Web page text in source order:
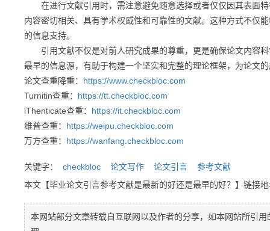
在进行文献引用时，需注意避免随意选择或者仅仅因其表面特
内容密切相关、具有学术权威性和可靠性的文献。这种方式不仅
的信息支持。
引用文献不仅是对前人研究成果的尊重，更是确保论文内容科
最早的信息源，有助于构建一个坚实和完整的理论框架，为论文
论文查重降重： https://www.checkbloc.com
Turnitin查重： https://tt.checkbloc.com
iThenticate查重： https://it.checkbloc.com
维普查重： https://weipu.checkbloc.com
万方查重： https://wanfang.checkbloc.com
关键字： checkbloc 论文写作 论文引言
参考文献
本文【毕业论文引言参考文献是最新的好还是最早的好？】链接
本网站部分文章转载自互联网以及作者的分享，如本网站所引